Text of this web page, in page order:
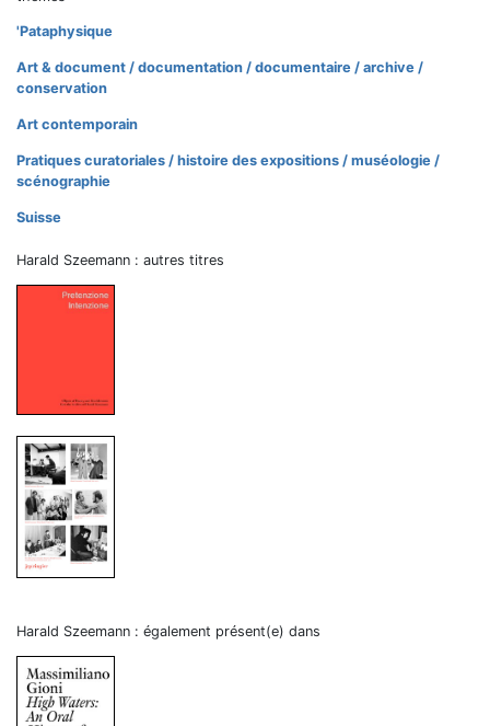
'Pataphysique
Art & document / documentation / documentaire / archive /
conservation
Art contemporain
Pratiques curatoriales / histoire des expositions / muséologie /
scénographie
Suisse
Harald Szeemann : autres titres
Harald Szeemann : également présent(e) dans